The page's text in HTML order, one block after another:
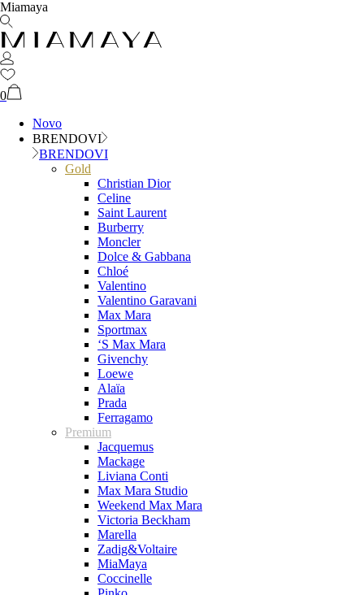
Miamaya
0
Novo
BRENDOVI
BRENDOVI
Gold
Christian Dior
Celine
Saint Laurent
Burberry
Moncler
Dolce & Gabbana
Chloé
Valentino
Valentino Garavani
Max Mara
Sportmax
‘S Max Mara
Givenchy
Loewe
Alaïa
Prada
Ferragamo
Premium
Jacquemus
Mackage
Liviana Conti
Max Mara Studio
Weekend Max Mara
Victoria Beckham
Marella
Zadig&Voltaire
MiaMaya
Coccinelle